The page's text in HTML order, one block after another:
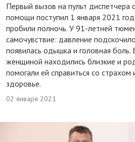
Первый вызов на пульт диспетчера
помощи поступил 1 января 2021
пробили полночь. У 91-летней
самочувствие: давление
появилась одышка и головная
женщиной находились близкие и
помогали ей справиться со страхом
здоровье.
02 января 2021